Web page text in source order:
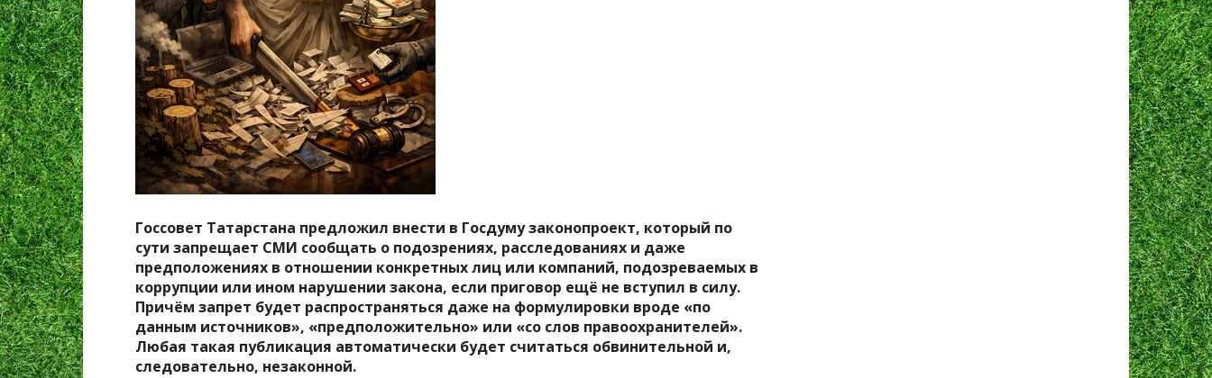
Госсовет Татарстана предложил внести в Госдуму законопроект, который по
сути запрещает СМИ сообщать о подозрениях, расследованиях и даже
предположениях в отношении конкретных лиц или компаний, подозреваемых в
коррупции или ином нарушении закона, если приговор ещё не вступил в силу.
Причём запрет будет распространяться даже на формулировки вроде «по
данным источников», «предположительно» или «со слов правоохранителей».
Любая такая публикация автоматически будет считаться обвинительной и,
следовательно, незаконной.